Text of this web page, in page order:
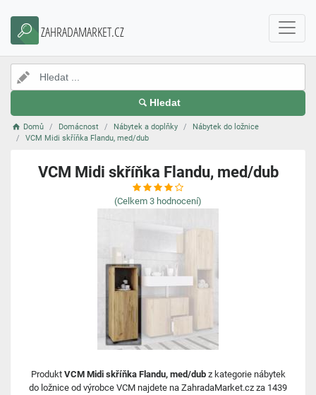
ZAHRADAMARKET.CZ
Hledat
Domů Domácnost Nábytek a doplňky
Nábytek do ložnice
VCM Midi skříňka Flandu, med/dub
VCM Midi skříňka Flandu, med/dub
(Celkem 3 hodnocení)
Produkt VCM Midi skříňka Flandu, med/dubz kategorie nábytek
do ložnice od výrobce VCM najdete na ZahradaMarket.cz za 1439